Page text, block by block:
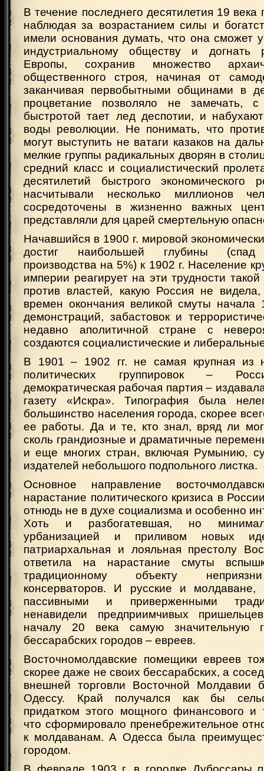
В течение последнего десятилетия 19 века
наблюдая за возрастанием силы и
имели основания думать, что она сможет
индустриальному обществу и догнать
Европы, сохранив множество
общественного строя, начиная от
заканчивая первобытными общинами в
процветание позволяло не замечать,
быстротой тает лед деспотии, и
воды революции. Не понимать, что
могут выступить не ватаги казаков на
мелкие группы радикальных дворян в
средний класс и социалистический
десятилетий быстрого экономического
насчитывали несколько миллионов
сосредоточены в жизненно важных
представляли для царей смертельную
Начавшийся в 1900 г. мировой
достиг наибольшей глубины (спад
производства на 5%) к 1902 г. Население
империи реагирует на эти трудности
против властей, какую Россия не
времен окончания великой смуты
демонстраций, забастовок и
недавно аполитичной стране с
создаются социалистические и
В 1901 – 1902 гг. не самая крупная из
политических группировок –
демократическая рабочая партия –
газету «Искра». Типография была
большинство населения города, скорее
ее работы. Да и те, кто знал, вряд ли
сколь грандиозные и драматичные
и еще многих стран, включая Румынию,
издателей небольшого подпольного листка.
Основное направление
нарастание политического кризиса в
отнюдь не в духе социализма и особенно
Хоть и разбогатевшая, но
урбанизацией и приливом новых
патриархальная и лояльная престолу
ответила на нарастание смуты
традиционному объекту
консерваторов. И русские и молдаване,
пассивными и приверженными
ненавидели предприимчивых
началу 20 века самую значительную
бессарабских городов – евреев.
Восточномолдавские помещики евреев
скорее даже не своих бессарабских, а
внешней торговли Восточной Молдавии
Одессу. Край получался как бы
придатком этого мощного финансового и
что сформировало пренебрежительное
к молдаванам. А Одесса была
городом.